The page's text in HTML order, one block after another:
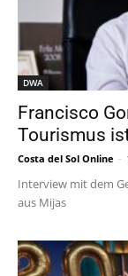
DWA
Francisco
Tourismus
Costa del Sol Online -
Interview mit dem
aus Mijas